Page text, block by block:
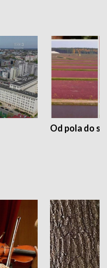
Od pola do